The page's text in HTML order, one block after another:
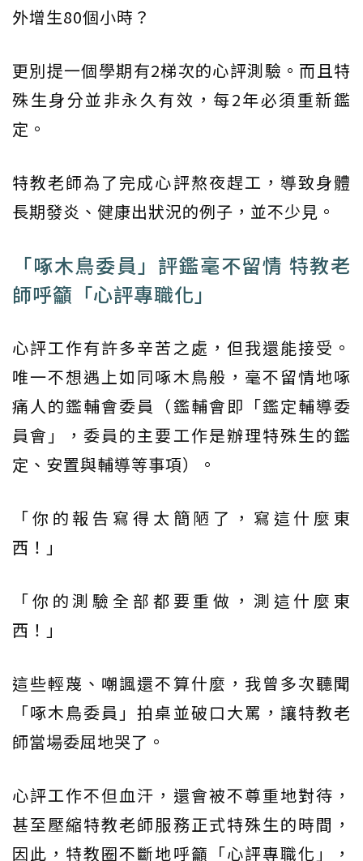
外增生80個小時？
更別提一個學期有2梯次的心評測驗。而且特
殊生身分並非永久有效，每2年必須重新鑑
定。
特教老師為了完成心評熬夜趕工，導致身體
長期發炎、健康出狀況的例子，並不少見。
「啄木鳥委員」評鑑毫不留情 特教老
師呼籲「心評專職化」
心評工作有許多辛苦之處，但我還能接受。
唯一不想遇上如同啄木鳥般，毫不留情地啄
痛人的鑑輔會委員（鑑輔會即「鑑定輔導委
員會」，委員的主要工作是辦理特殊生的鑑
定、安置與輔導等事項）。
「你的報告寫得太簡陋了，寫這什麼東
西！」
「你的測驗全部都要重做，測這什麼東
西！」
這些輕蔑、嘲諷還不算什麼，我曾多次聽聞
「啄木鳥委員」拍桌並破口大罵，讓特教老
師當場委屈地哭了。
心評工作不但血汗，還會被不尊重地對待，
甚至壓縮特教老師服務正式特殊生的時間，
因此，特教圈不斷地呼籲「心評專職化」，